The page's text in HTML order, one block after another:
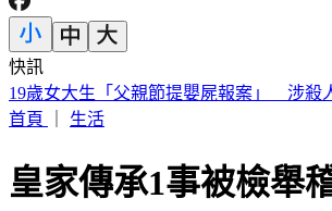
快訊
來辯論啊！鞭刑公投藍白分歧？黃國昌：
首頁
生活
皇家傳承1事被檢